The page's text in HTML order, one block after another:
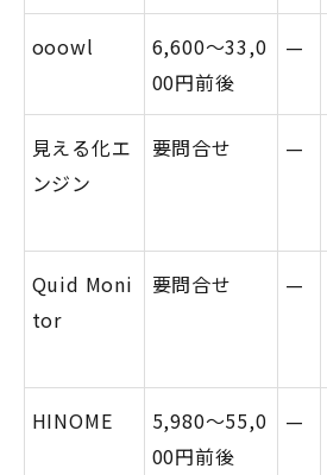
ooowl
6,600〜33,0
00円前後
—
見える化エ
ンジン
要問合せ —
Quid Moni
tor
要問合せ —
HINOME
5,980〜55,0
00円前後
—